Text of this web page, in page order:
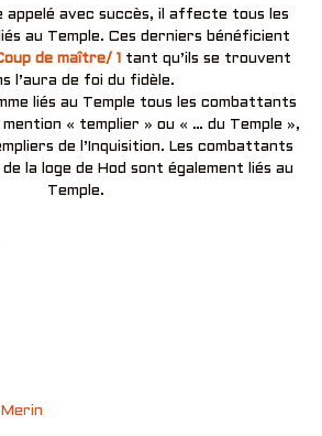
appelé avec succès, il affecte tous les
au Temple. Ces derniers bénéficient
de maître/ 1 tant qu’ils se trouvent
l’aura de foi du fidèle.
liés au Temple tous les combattants
« templier » ou « … du Temple »,
de l’Inquisition. Les combattants
la loge de Hod sont également liés au
Temple.